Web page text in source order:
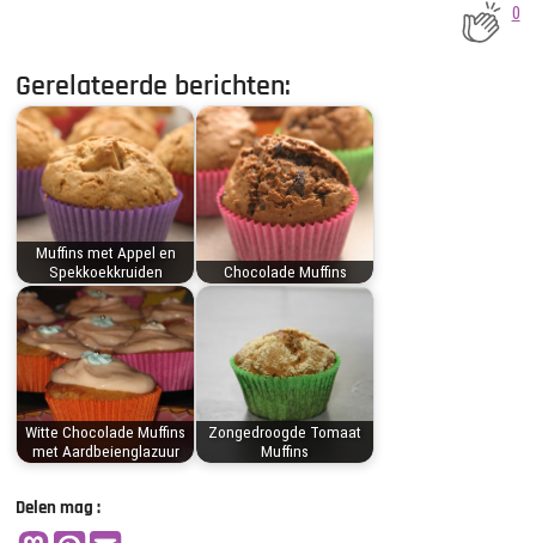
0
Gerelateerde berichten:
Muffins met Appel en
Spekkoekkruiden
Chocolade Muffins
Witte Chocolade Muffins
met Aardbeienglazuur
Zongedroogde Tomaat
Muffins
Delen mag :